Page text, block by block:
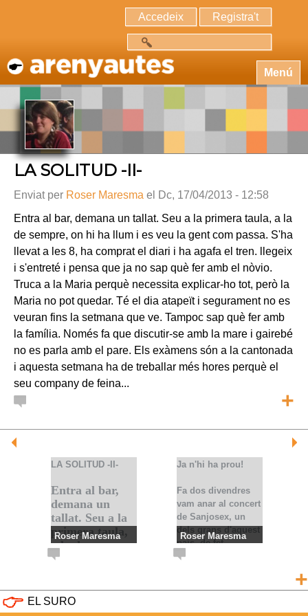
Accedeix Registra't
Menú
LA SOLITUD -II-
Enviat per Roser Maresma el Dc, 17/04/2013 - 12:58
Entra al bar, demana un tallat. Seu a la primera taula, a la
de sempre, on hi ha llum i es veu la gent com passa. S'ha
llevat a les 8, ha comprat el diari i ha agafa el tren. llegeix
i s'entreté i pensa que ja no sap què fer amb el nòvio.
Truca a la Maria perquè necessita explicar-ho tot, però la
Maria no pot quedar. Té el dia atapeït i segurament no es
veuran fins la setmana que ve. Tampoc sap què fer amb
la família. Només fa que discutir-se amb la mare i gairebé
no es parla amb el pare. Els exàmens són a la cantonada
i aquesta setmana ha de treballar més hores perquè el
seu company de feina...
+
Roser Maresma
LA SOLITUD -II-
LA SOLITUD -II-
Entra al bar,
demana un
tallat. Seu a la
primera taula,
a la de sempre,
on hi ha llum i
com passa.
Roser Maresma
Ja n'hi ha prou!
Ja n'hi ha prou!
Fa dos divendres
vam anar al concert
de Sanjosex, un
dels grans d'aquest
país, de fet
segurament, un
+
EL SURO